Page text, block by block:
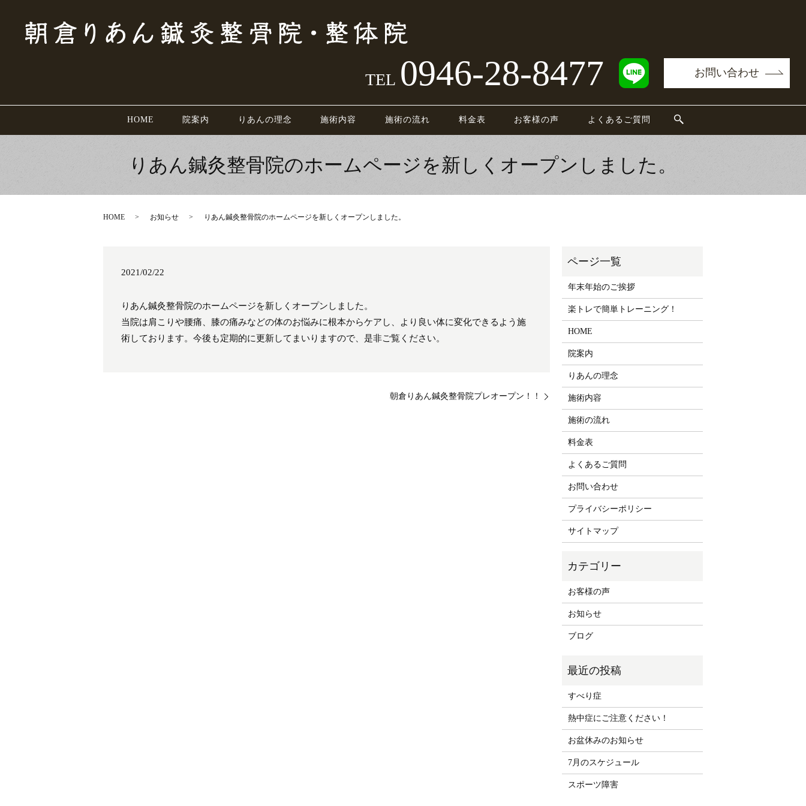
HOME 院案内 りあんの理念 施術内容 施術の流れ 料金表 お客様の声 よくあるご質問
TEL 0946-28-8477 お問い合わせ
りあん鍼灸整骨院のホームページを新しくオープンしました。
HOME お知らせ りあん鍼灸整骨院のホームページを新しくオープンしました。
2021/02/22
りあん鍼灸整骨院のホームページを新しくオープンしました。
当院は肩こりや腰痛、膝の痛みなどの体のお悩みに根本からケアし、より良い体に変化できるよう施
術しております。今後も定期的に更新してまいりますので、是非ご覧ください。
朝倉りあん鍼灸整骨院プレオープン！！
年末年始のご挨拶
楽トレで簡単トレーニング！
HOME
院案内
りあんの理念
施術内容
施術の流れ
料金表
よくあるご質問
お問い合わせ
プライバシーポリシー
サイトマップ
お客様の声
お知らせ
ブログ
すべり症
熱中症にご注意ください！
お盆休みのお知らせ
7月のスケジュール
スポーツ障害